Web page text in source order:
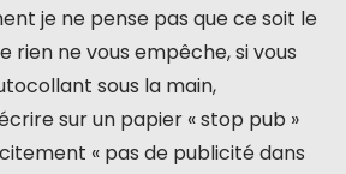
je ne pense pas que ce soit le
rien ne vous empêche, si vous
sous la main,
sur un papier « stop pub »
« pas de publicité dans